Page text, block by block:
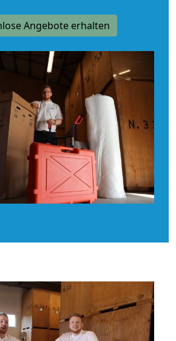
Angebote erhalten